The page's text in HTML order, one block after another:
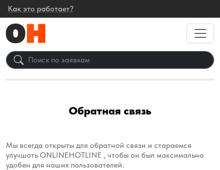
Как это работает?
Обратная связь
Мы всегда открыты для обратной связи и стараемся
улучшать ONLINEHOTLINE , чтобы он был максимально
удобен для наших пользователей.